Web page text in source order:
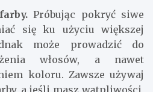
Próbując pokryć siwe
się ku użyciu większej
może prowadzić do
włosów, a nawet
koloru. Zawsze używaj